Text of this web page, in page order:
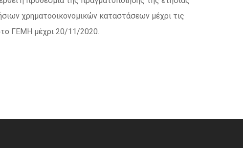
χρηματοοικονομικών καταστάσεων μέχρι τις
ΓΕΜΗ μέχρι 20/11/2020.